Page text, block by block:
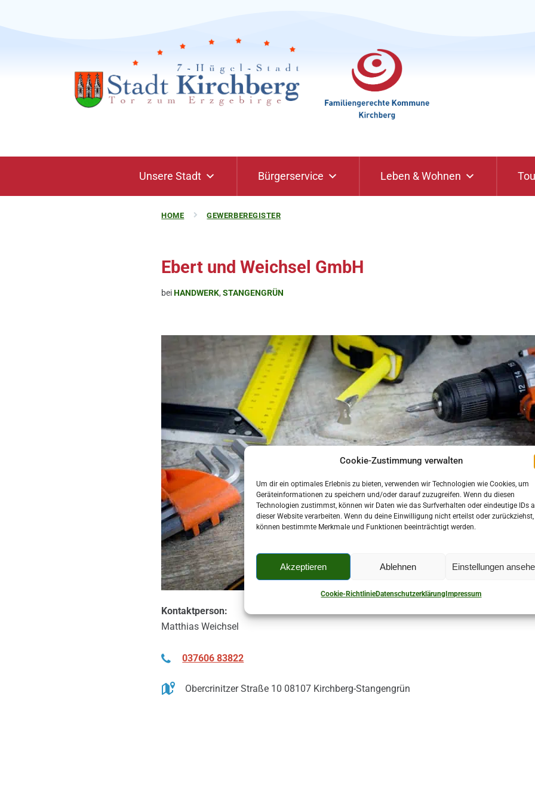
Cookie-Zustimmung verwalten
Um dir ein optimales Erlebnis zu bieten, verwenden wir Technologien wie Cookies, um
Geräteinformationen zu speichern und/oder darauf zuzugreifen. Wenn du diesen
Technologien zustimmst, können wir Daten wie das Surfverhalten oder eindeutige IDs
dieser Website verarbeiten. Wenn du deine Einwilligung nicht erteilst oder zurückziehst,
können bestimmte Merkmale und Funktionen beeinträchtigt werden.
Akzeptieren Ablehnen Einstellungen
Cookie-RichtlinieDatenschutzerklärung Impressum
Unsere Stadt Bürgerservice Leben & Wohnen
HOME GEWERBEREGISTER
Ebert und Weichsel GmbH
beiHANDWERK,STANGENGRÜN
Kontaktperson:
Matthias Weichsel
037606 83822
Obercrinitzer Straße 10 08107 Kirchberg-Stangengrün